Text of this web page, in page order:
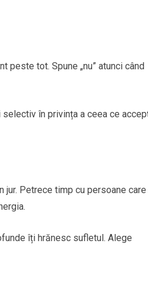
peste tot. Spune „nu” atunci când
în privința a ceea ce
jur. Petrece timp cu persoane care
îți hrănesc sufletul. Alege